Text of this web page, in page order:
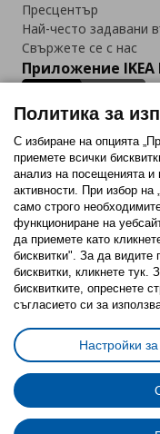
Пресцентър
Най-често задавани
Свържете се с нас
Приложение IKEA
Последвайте ни:
FacebookTwitterYoutube
Политика за
Избор на
Условия за ползване
Политика за
Общи
Политика за защита
Политика за
С избиране на опцията
приемете всички
анализ на посещенията и
активности. При избор
само строго
функциониране на
да приемете като
бисквитки". За да видите
бисквитки, кликнете тук.
бисквитките, опреснете
съгласието си за
Настройки